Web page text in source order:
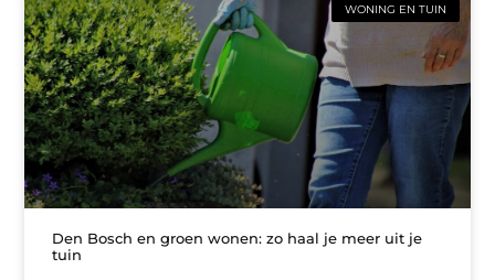
WONING EN TUIN
Den Bosch en groen wonen: zo haal je meer uit je
tuin